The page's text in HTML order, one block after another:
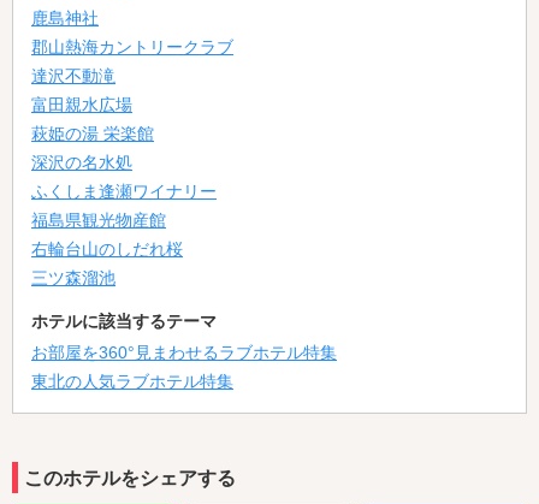
鹿島神社
郡山熱海カントリークラブ
達沢不動滝
富田親水広場
萩姫の湯 栄楽館
深沢の名水処
ふくしま逢瀬ワイナリー
福島県観光物産館
右輪台山のしだれ桜
三ツ森溜池
ホテルに該当するテーマ
お部屋を360°見まわせるラブホテル特集
東北の人気ラブホテル特集
このホテルをシェアする